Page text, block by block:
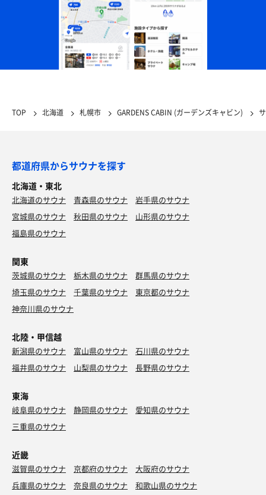
TOP 北海道 札幌市 GARDENS CABIN (ガーデンズキャビン)
都道府県からサウナを探す
北海道・東北
北海道のサウナ 青森県のサウナ
岩手県のサウナ
宮城県のサウナ
秋田県のサウナ
山形県のサウナ
福島県のサウナ
関東
茨城県のサウナ 栃木県のサウナ
群馬県のサウナ
埼玉県のサウナ
千葉県のサウナ
東京都のサウナ
神奈川県のサウナ
北陸・甲信越
新潟県のサウナ 富山県のサウナ
石川県のサウナ
福井県のサウナ
山梨県のサウナ 長野県のサウナ
東海
岐阜県のサウナ 静岡県のサウナ
愛知県のサウナ
三重県のサウナ
近畿
滋賀県のサウナ 京都府のサウナ
大阪府のサウナ
兵庫県のサウナ
奈良県のサウナ 和歌山県のサウナ